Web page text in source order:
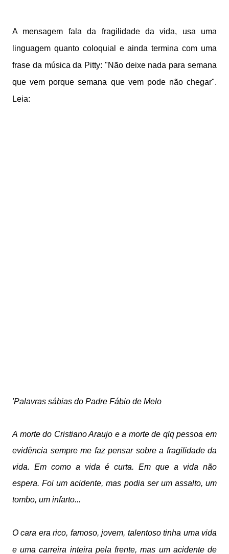
A mensagem fala da fragilidade da vida, usa uma
linguagem quanto coloquial e ainda termina com uma
frase da música da Pitty: "Não deixe nada para semana
que vem porque semana que vem pode não chegar".
Leia:
'Palavras sábias do Padre Fábio de Melo
A morte do Cristiano Araujo e a morte de qlq pessoa em
evidência sempre me faz pensar sobre a fragilidade da
vida. Em como a vida é curta. Em que a vida não
espera. Foi um acidente, mas podia ser um assalto, um
tombo, um infarto...
O cara era rico, famoso, jovem, talentoso tinha uma vida
e uma carreira inteira pela frente, mas um acidente de